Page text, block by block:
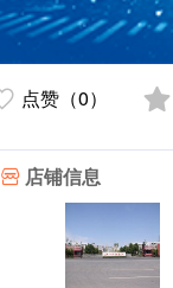
点赞（0）
店铺信息